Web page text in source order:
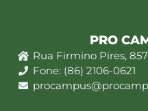
PRO
Rua Firmino Pires,
Fone: (86) 2106-0621